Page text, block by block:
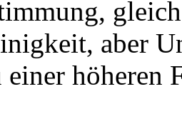
aber
höheren